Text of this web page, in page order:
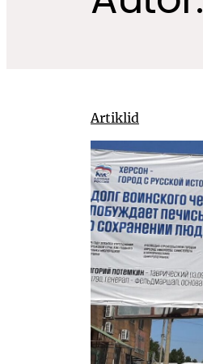
Artiklid